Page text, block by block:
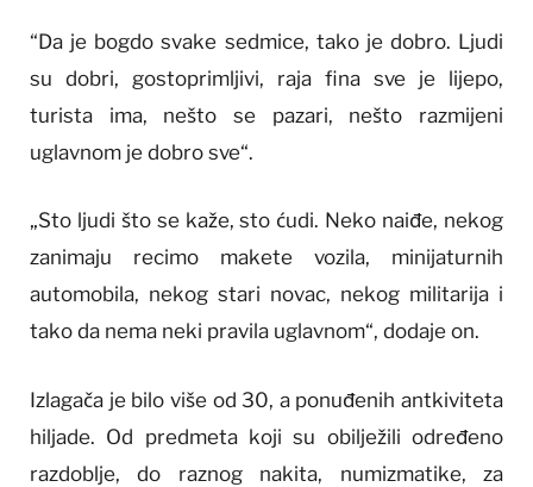
“Da je bogdo svake sedmice, tako je dobro. Ljudi
su dobri, gostoprimljivi, raja fina sve je lijepo,
turista ima, nešto se pazari, nešto razmijeni
uglavnom je dobro sve“.
„Sto ljudi što se kaže, sto ćudi. Neko naiđe, nekog
zanimaju recimo makete vozila, minijaturnih
automobila, nekog stari novac, nekog militarija i
tako da nema neki pravila uglavnom“, dodaje on.
Izlagača je bilo više od 30, a ponuđenih antkiviteta
hiljade. Od predmeta koji su obilježili određeno
razdoblje, do raznog nakita, numizmatike, za